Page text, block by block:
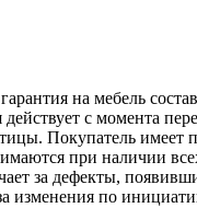
на мебель
с момента
Покупатель имеет
при наличии
за дефекты,
изменения по